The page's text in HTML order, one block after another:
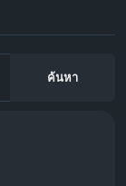
ค้นหา